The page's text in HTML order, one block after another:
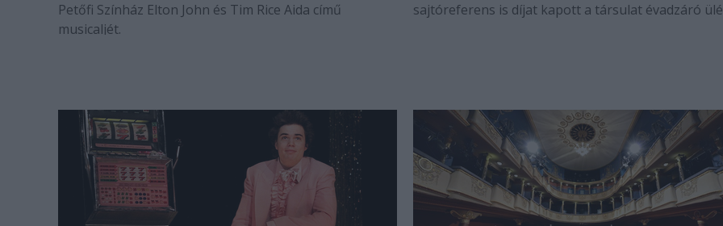
Petőfi Színház Elton John és Tim Rice Aida című
musicaljét.
sajtóreferens is díjat kapott a társulat évadzáró